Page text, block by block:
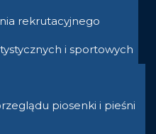
rekrutacyjnego
i sportowych
piosenki i pieśni